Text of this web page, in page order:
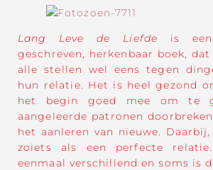
Lang Leve de Liefde is een
geschreven, herkenbaar boek,
alle stellen wel eens tegen
hun relatie. Het is heel gezond
het begin goed mee om te
aangeleerde patronen
het aanleren van nieuwe.
zoiets als een perfecte
eenmaal verschillend en soms is